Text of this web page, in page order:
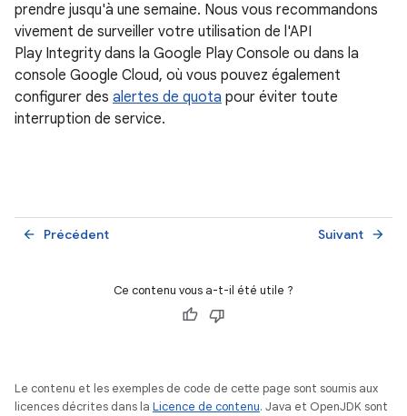
prendre jusqu'à une semaine. Nous vous recommandons
vivement de surveiller votre utilisation de l'API
Play Integrity dans la Google Play Console ou dans la
console Google Cloud, où vous pouvez également
configurer des alertes de quota pour éviter toute
interruption de service.
Précédent
arrow_back Suivant arrow_forward
Ce contenu vous a-t-il été utile ?
Le contenu et les exemples de code de cette page sont soumis aux
licences décrites dans la Licence de contenu. Java et OpenJDK sont